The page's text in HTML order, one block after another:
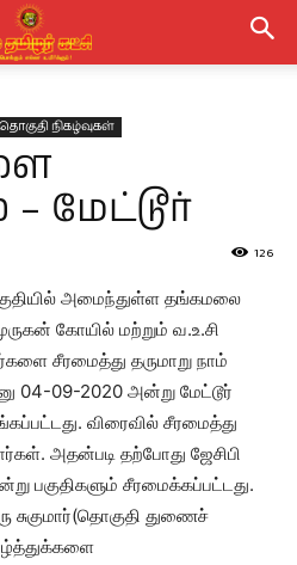
நிகழ்வுகள்
மேட்டூர்
126
அமைந்துள்ள தங்கமலை
கோயில் மற்றும் வ.உ.சி
சீரமைத்து தருமாறு நாம்
04-09-2020 அன்று மேட்டூர்
விரைவில் சீரமைத்து
அதன்படி தற்போது ஜேசிபி
பகுதிகளும் சீரமைக்கப்பட்டது.
சுகுமார்(தொகுதி துணைச்